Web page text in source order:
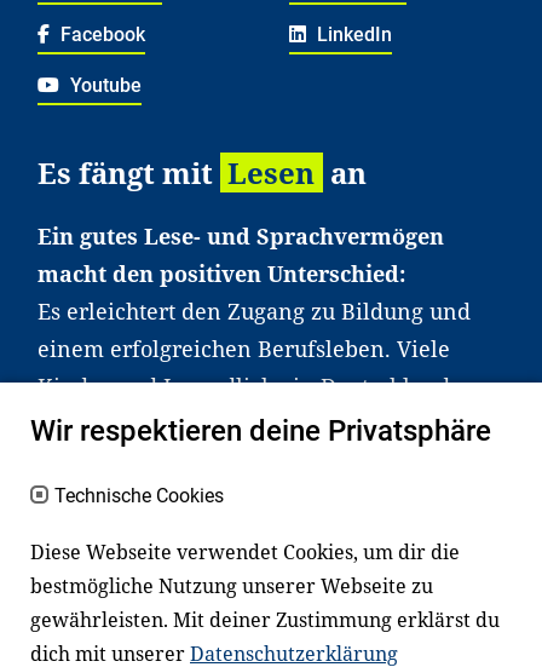
Facebook LinkedIn
Youtube
Es fängt mit Lesen an
Ein gutes Lese- und Sprachvermögen
macht den positiven Unterschied:
Es erleichtert den Zugang zu Bildung und
einem erfolgreichen Berufsleben. Viele
Kinder und Jugendliche in Deutschland
haben aber große Schwierigkeiten dabei.
an Familien sowie an Erzieher*innen,
Fachexpert*innen. Dafür arbeiten wir eng
mit Ministerien, wissenschaftlichen
Einrichtungen, Verbänden, Unternehmen
Wir respektieren deine Privatsphäre
Technische Cookies
Diese Webseite verwendet Cookies, um dir die
bestmögliche Nutzung unserer Webseite zu
gewährleisten. Mit deiner Zustimmung erklärst du
dich mit unsererDatenschutzerklärung